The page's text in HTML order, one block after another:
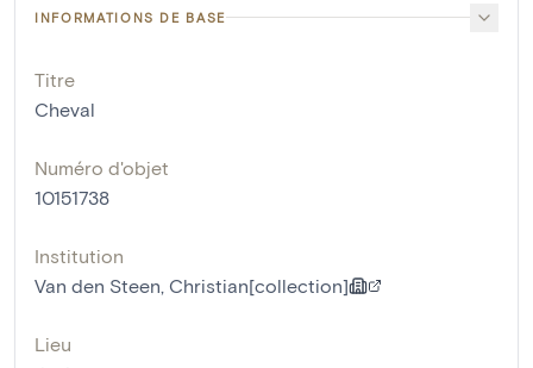
INFORMATIONS DE BASE
Titre
Cheval
Numéro d'objet
10151738
Institution
Van den Steen, Christian[collection]
Lieu